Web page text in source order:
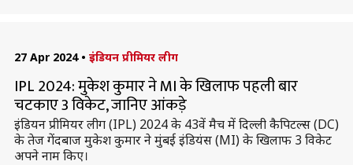
27 Apr 2024 • इंडियन प्रीमियर लीग
IPL 2024: मुकेश कुमार ने MI के खिलाफ पहली बार
चटकाए 3 विकेट, जानिए आंकड़े
इंडियन प्रीमियर लीग (IPL) 2024 के 43वें मैच में दिल्ली कैपिटल्स (DC)
के तेज गेंदबाज मुकेश कुमार ने मुंबई इंडियंस (MI) के खिलाफ 3 विकेट
अपने नाम किए।